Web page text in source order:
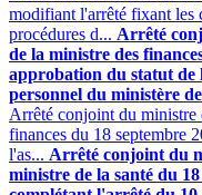
modifiant l'arrêté fixant les
procédures d... Arrêté
de la ministre des
approbation du statut de
personnel du ministère
Arrêté conjoint du ministre
finances du 18 septembre
l'as... Arrêté conjoint du
ministre de la santé du